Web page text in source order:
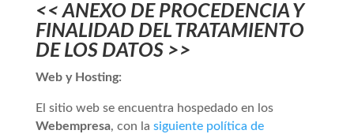
<< ANEXO DE PROCEDENCIA Y
FINALIDAD DEL TRATAMIENTO
DE LOS DATOS >>
Web y Hosting:
El sitio web se encuentra hospedado en los
Webempresa, con la siguiente política de